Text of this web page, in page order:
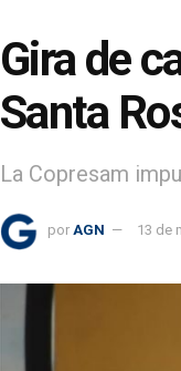
Gira de
Santa
La Copresam
por AGN 13 de